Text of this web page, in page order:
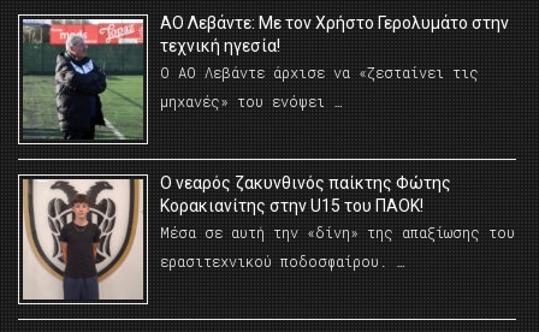
ΑΟ Λεβάντε: Με τον Χρήστο Γερολυμάτο στην
τεχνική ηγεσία!
Ο ΑΟ Λεβάντε άρχισε να «ζεσταίνει τις
μηχανές» του ενόψει …
O νεαρός ζακυνθινός παίκτης Φώτης
Κορακιανίτης στην U15 του ΠΑΟΚ!
Μέσα σε αυτή την «δίνη» της απαξίωσης του
ερασιτεχνικού ποδοσφαίρου. …